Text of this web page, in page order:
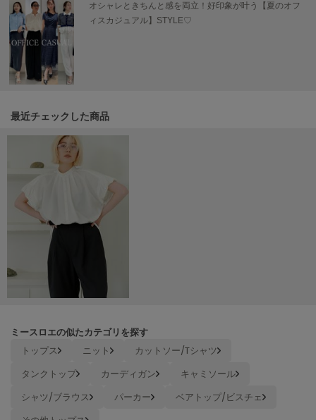
made of Organics
メイドオブオーガニクス
MICHU COQUETTE
ミチュ コケット
MIESROHE
ミーエスミーム
Mila Owen
ミラオーウェン
モワージュ
MUCHA
ニューバランス
nezu
オシャレときちんと感を両立！好印象が叶う【夏のオフ
ィスカジュアル】STYLE♡
最近チェックした商品
ミースロエの似たカテゴリを探す
トップス ニット
カットソー/Tシャツ
タンクトップ
カーディガン
キャミソール
シャツ/ブラウス
パーカー
ベアトップ/ビスチェ